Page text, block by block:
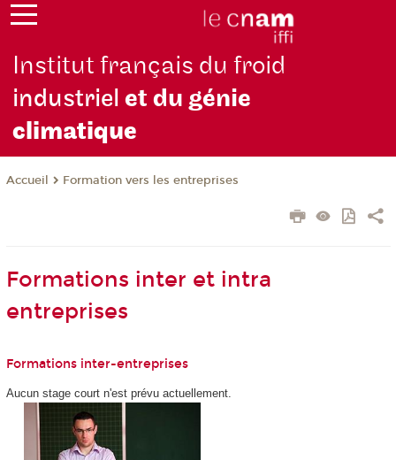
Institut français du froid
industrielet du génie
climatique
Accueil Formation vers les entreprises
Formations inter et intra
entreprises
Formations inter-entreprises
Aucun stage court n'est prévu actuellement.